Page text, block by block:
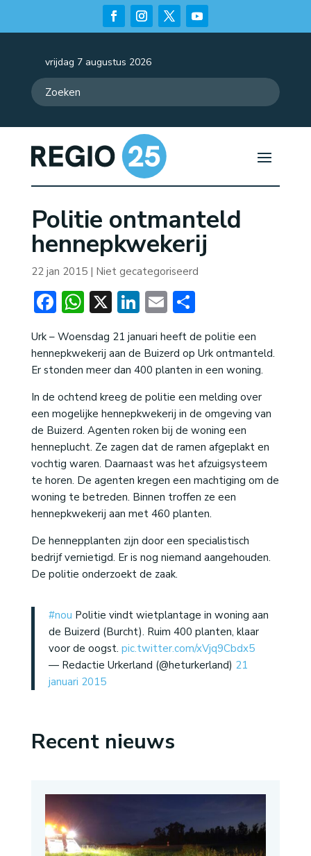
vrijdag 7 augustus 2026
Politie ontmanteld
hennepkwekerij
22 jan 2015| Niet gecategoriseerd
Facebook
WhatsApp
X LinkedIn
EmailDelen
Urk – Woensdag 21 januari heeft de politie een
hennepkwekerij aan de Buizerd op Urk ontmanteld.
Er stonden meer dan 400 planten in een woning.
In de ochtend kreeg de politie een melding over
een mogelijke hennepkwekerij in de omgeving van
de Buizerd. Agenten roken bij de woning een
henneplucht. Ze zagen dat de ramen afgeplakt en
vochtig waren. Daarnaast was het afzuigsysteem
te horen. De agenten kregen een machtiging om de
woning te betreden. Binnen troffen ze een
hennepkwekerij aan met 460 planten.
De hennepplanten zijn door een specialistisch
bedrijf vernietigd. Er is nog niemand aangehouden.
De politie onderzoekt de zaak.
#nou Politie vindt wietplantage in woning aan
de Buizerd (Burcht). Ruim 400 planten, klaar
voor de oogst. pic.twitter.com/xVjq9Cbdx5
— Redactie Urkerland (@heturkerland) 21
januari 2015
Recent nieuws